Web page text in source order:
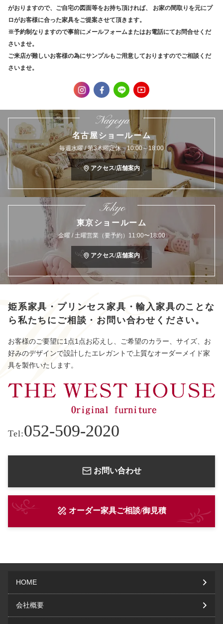
がおりますので、ご自宅の図面等をお持ち頂ければ、
お家の間取りを元にプ
ロがお客様に合った家具をご提案させて頂きます。
※予約制なりますので事前にメールフォームまたはお電話にてお問合せくだ
さいませ。
ご来店が難しいお客様の為にサンプルもご用意しておりますのでご相談くだ
さいませ。
Nagoya
名古屋ショールーム
毎週水曜 / 第3木曜定休 10:00～18:00
アクセス/店舗案内
Tokyo
東京ショールーム
金曜 / 土曜営業（要予約）11:00〜18:00
アクセス/店舗案内
姫系家具・プリンセス家具・輸入家具のことな
ら 私たちにご相談・お問い合わせください。
お客様のご要望に1点1点お応えし、ご希望のカラー、サイズ、お
好みのデザインで設計したエレガントで上質なオーダーメイド家
具を製作いたします。
Tel:052-509-2020
お問い合わせ
オーダー家具ご相談/御見積
HOME
会社概要